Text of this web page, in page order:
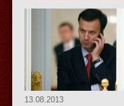
13.08.2013